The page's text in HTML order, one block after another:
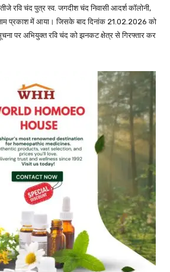
रवि चंद पुत्र स्व. जगदीश चंद निवासी आदर्श कॉलोनी,
प्रकाश में आया। जिसके बाद दिनांक 21.02.2026 को
पर अभियुक्त रवि चंद को झनकट क्षेत्र से गिरफ्तार कर